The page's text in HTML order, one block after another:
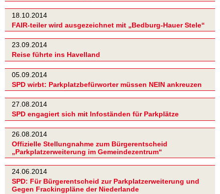
18.10.2014
FAIR-teiler wird ausgezeichnet mit „Bedburg-Hauer Stele“
23.09.2014
Reise führte ins Havelland
05.09.2014
SPD wirbt: Parkplatzbefürworter müssen NEIN ankreuzen
27.08.2014
SPD engagiert sich mit Infoständen für Parkplätze
26.08.2014
Offizielle Stellungnahme zum Bürgerentscheid
„Parkplatzerweiterung im Gemeindezentrum“
24.06.2014
SPD: Für Bürgerentscheid zur Parkplatzerweiterung und
Gegen Frackingpläne der Niederlande